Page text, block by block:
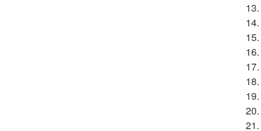
13.
14.
15.
16.
17.
18.
19.
20.
21.